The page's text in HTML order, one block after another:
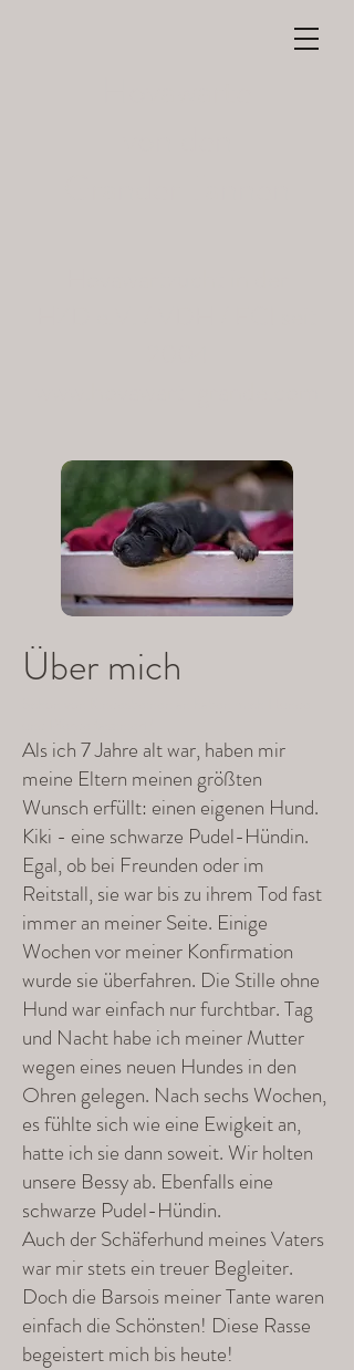
Über mich
Als ich 7 Jahre alt war, haben mir
meine Eltern meinen größten
Wunsch erfüllt: einen eigenen Hund.
Kiki - eine schwarze Pudel-Hündin.
Egal, ob bei Freunden oder im
Reitstall, sie war bis zu ihrem Tod fast
immer an meiner Seite. Einige
Wochen vor meiner Konfirmation
wurde sie überfahren. Die Stille ohne
Hund war einfach nur furchtbar. Tag
und Nacht habe ich meiner Mutter
wegen eines neuen Hundes in den
Ohren gelegen. Nach sechs Wochen,
es fühlte sich wie eine Ewigkeit an,
hatte ich sie dann soweit. Wir holten
unsere Bessy ab. Ebenfalls eine
schwarze Pudel-Hündin.
Auch der Schäferhund meines Vaters
war mir stets ein treuer Begleiter.
Doch die Barsois meiner Tante waren
einfach die Schönsten! Diese Rasse
begeistert mich bis heute!